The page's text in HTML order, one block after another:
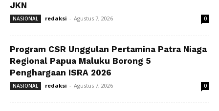
JKN
NASIONAL redaksi - Agustus 7, 2026 0
Program CSR Unggulan Pertamina Patra Niaga
Regional Papua Maluku Borong 5
Penghargaan ISRA 2026
NASIONAL redaksi - Agustus 7, 2026 0